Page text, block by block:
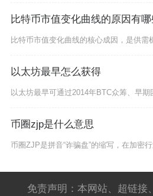
比特币市值变化曲线的原因有
以太坊最早怎么获得
币圈zjp是什么意思
免责声明：本网站、超链接